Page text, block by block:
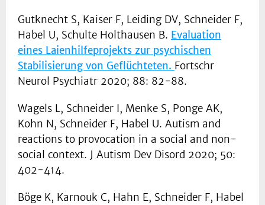
Gutknecht S, Kaiser F, Leiding DV, Schneider F,
Habel U, Schulte Holthausen B. Evaluation
eines Laienhilfeprojekts zur psychischen
Stabilisierung von Geflüchteten. Fortschr
Neurol Psychiatr 2020; 88: 82-88.
Wagels L, Schneider I, Menke S, Ponge AK,
Kohn N, Schneider F, Habel U. Autism and
reactions to provocation in a social and non-
social context. J Autism Dev Disord 2020; 50:
402-414.
Böge K, Karnouk C, Hahn E, Schneider F, Habel